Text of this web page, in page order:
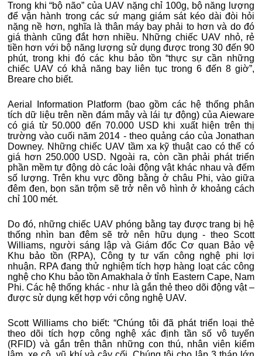
Trong khi “bộ não” của UAV nặng chỉ 100g, bộ năng lượng
để vận hành trong các sứ mạng giám sát kéo dài đòi hỏi
nặng nề hơn, nghĩa là thân máy bay phải to hơn và do đó
giá thành cũng đắt hơn nhiều. Những chiếc UAV nhỏ, rẻ
tiền hơn với bộ năng lượng sử dụng được trong 30 đến 90
phút, trong khi đó các khu bảo tồn “thực sự cần những
chiếc UAV có khả năng bay liên tục trong 6 đến 8 giờ”,
Breare cho biết.
Aerial Information Platform (bao gồm các hệ thống phân
tích dữ liệu trên nền đám mây và lái tự động) của Aieware
có giá từ 50.000 đến 70.000 USD khi xuất hiện trên thị
trường vào cuối năm 2014 - theo quảng cáo của Jonathan
Downey. Những chiếc UAV tầm xa kỹ thuật cao có thể có
giá hơn 250.000 USD. Ngoài ra, còn cần phải phát triển
phần mềm tự động dò các loài động vật khác nhau và đếm
số lượng. Trên khu vực đồng bằng ở châu Phi, vào giữa
đêm đen, bọn săn trộm sẽ trở nên vô hình ở khoảng cách
chỉ 100 mét.
Do đó, những chiếc UAV phóng bằng tay được trang bị hệ
thống nhìn ban đêm sẽ trở nên hữu dụng - theo Scott
Williams, người sáng lập và Giám đốc Cơ quan Bảo vệ
Khu bảo tồn (RPA), Công ty tư vấn công nghệ phi lợi
nhuận. RPA đang thử nghiệm tích hợp hàng loạt các công
nghệ cho Khu bảo tồn Amakhala ở tỉnh Eastern Cape, Nam
Phi. Các hệ thống khác - như là gắn thẻ theo dõi động vật –
được sử dụng kết hợp với công nghệ UAV.
Scott Williams cho biết: “Chúng tôi đã phát triển loại thẻ
theo dõi tích hợp công nghệ xác định tần số vô tuyến
(RFID) và gắn trên thân những con thú, nhân viên kiểm